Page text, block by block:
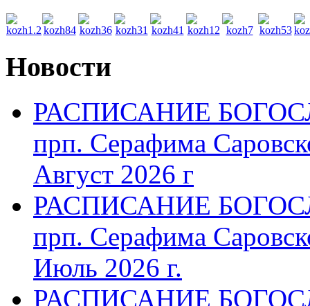
Новости
РАСПИСАНИЕ
прп. Серафима
Август 2026 г
РАСПИСАНИЕ
прп. Серафима
Июль 2026 г.
РАСПИСАНИЕ